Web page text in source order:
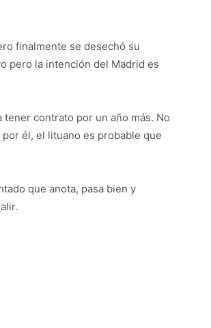
finalmente se desechó su
pero la intención del Madrid es
contrato por un año más. No
él, el lituano es probable que
que anota, pasa bien y